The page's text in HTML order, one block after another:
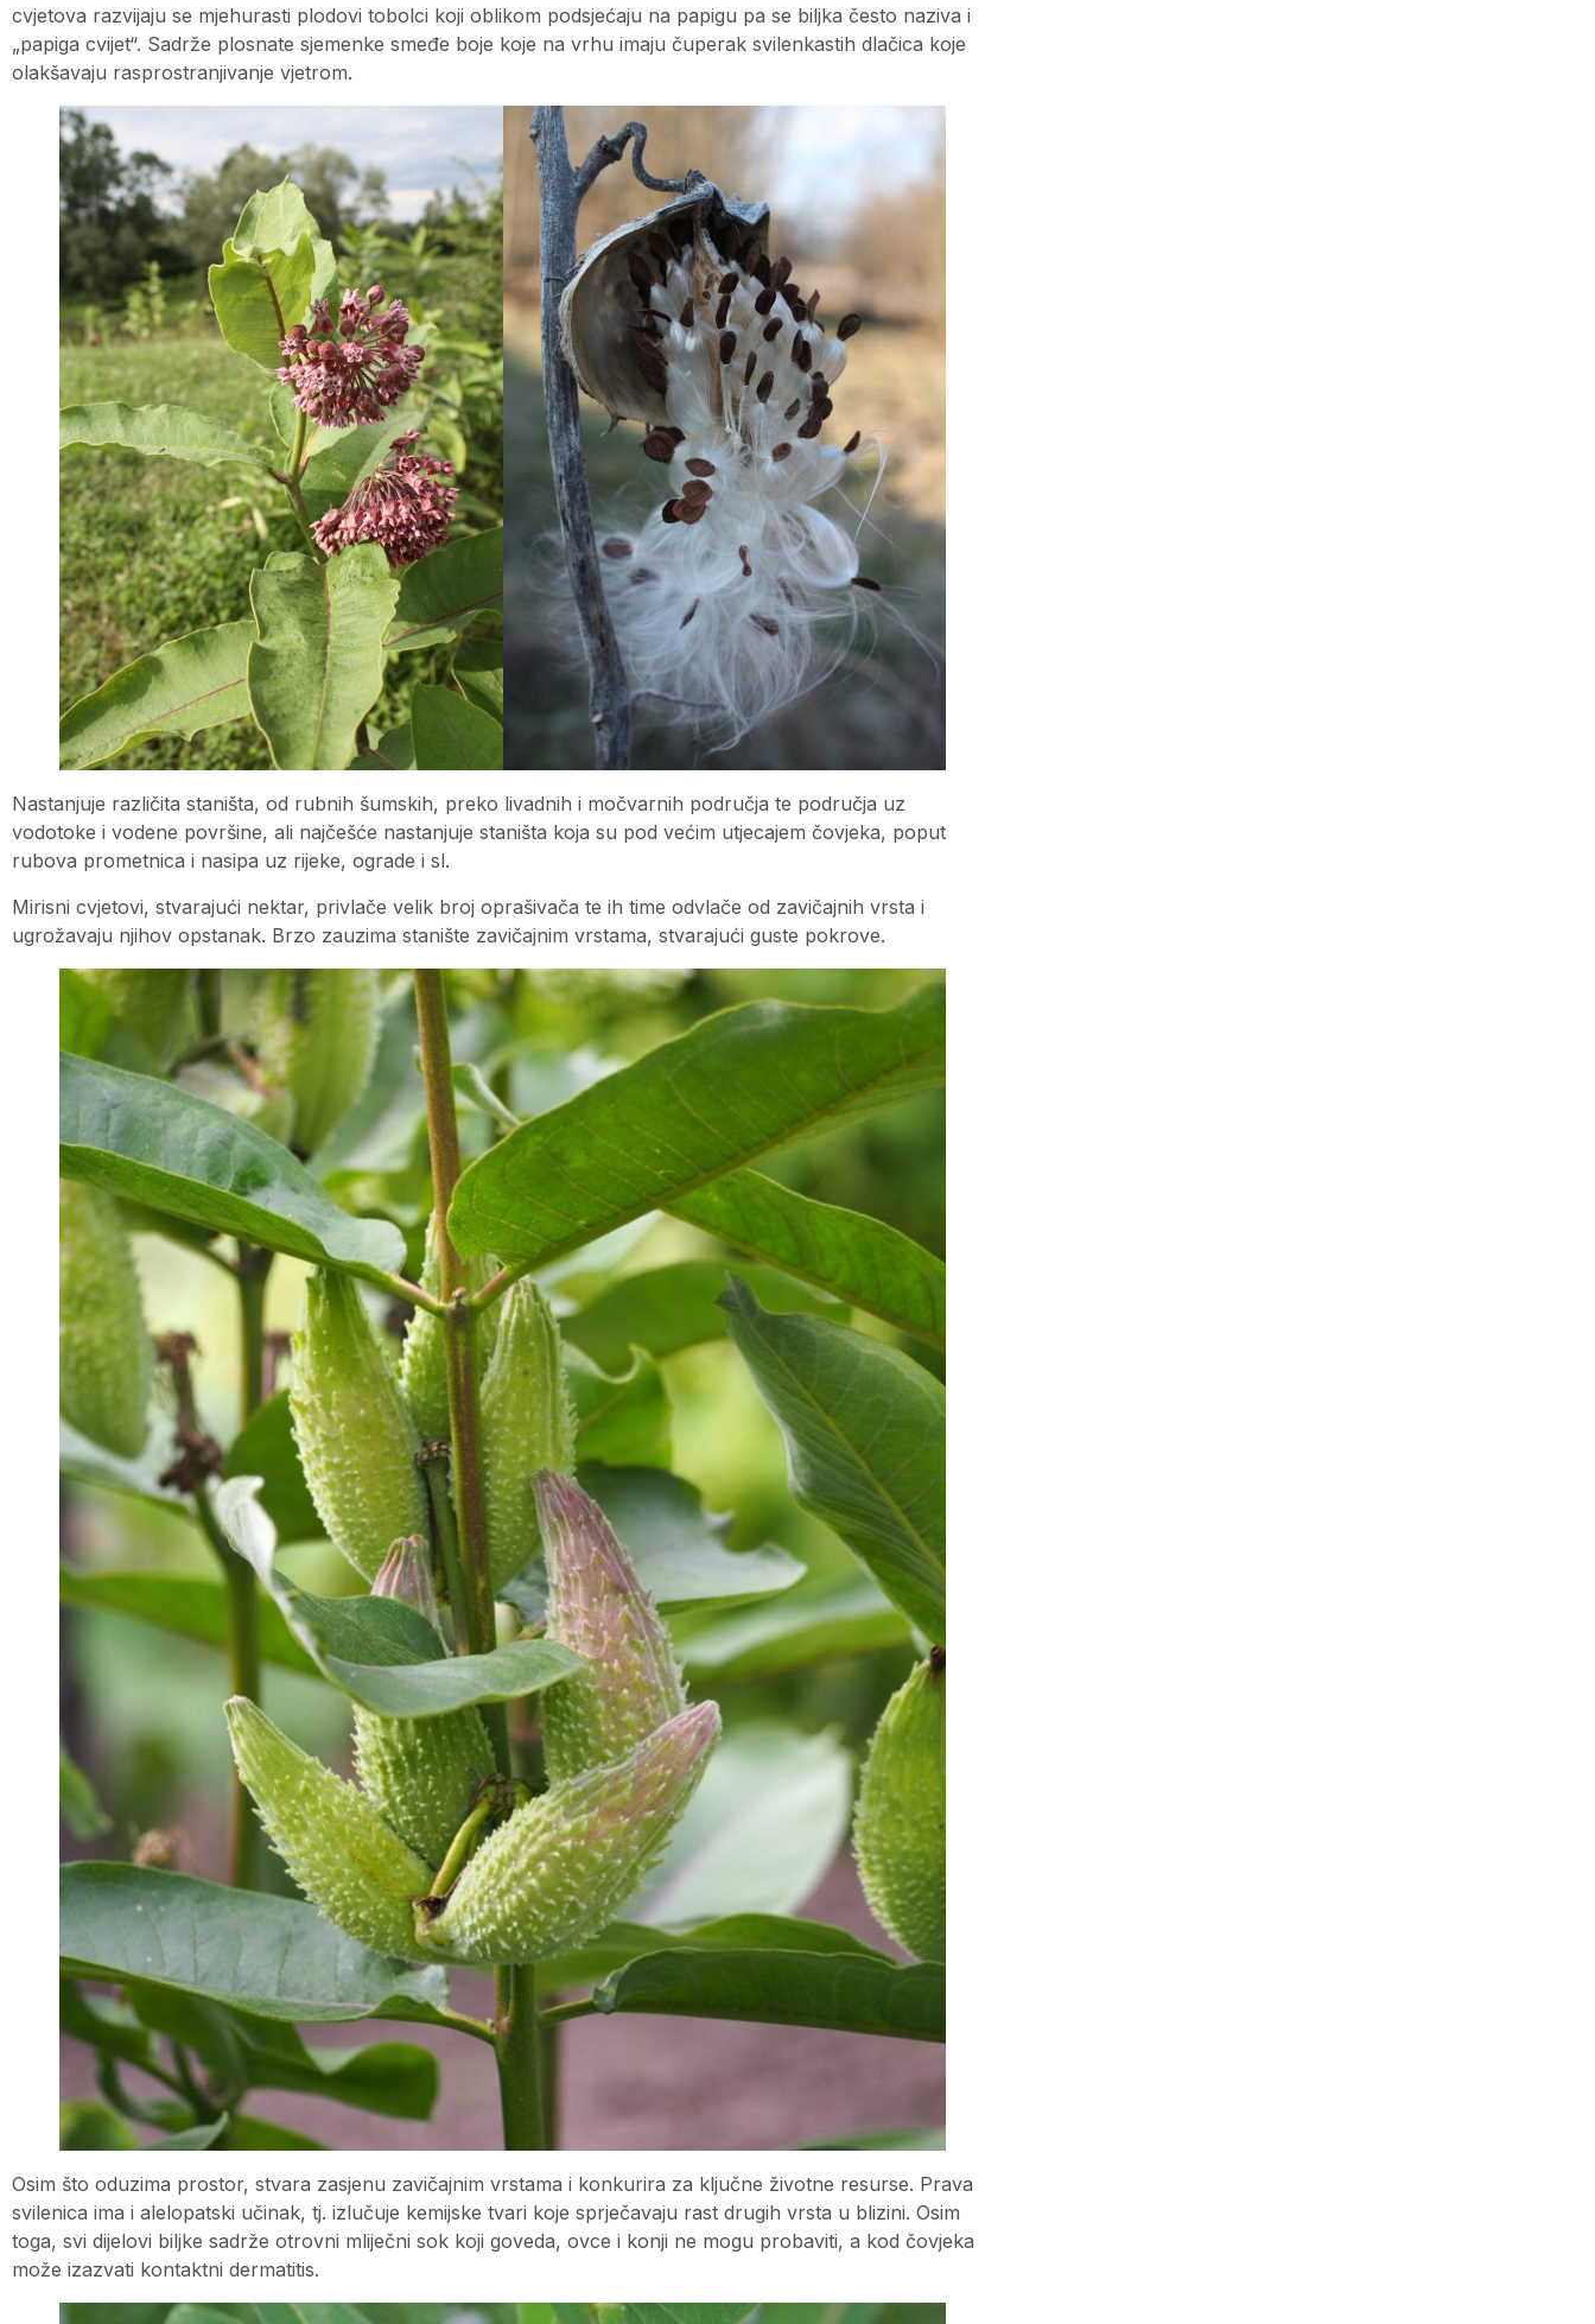
cvjetova razvijaju se mjehurasti plodovi tobolci koji oblikom podsjećaju na papigu pa se biljka često naziva i
„papiga cvijet“. Sadrže plosnate sjemenke smeđe boje koje na vrhu imaju čuperak svilenkastih dlačica koje
olakšavaju rasprostranjivanje vjetrom.
Nastanjuje različita staništa, od rubnih šumskih, preko livadnih i močvarnih područja te područja uz
vodotoke i vodene površine, ali najčešće nastanjuje staništa koja su pod većim utjecajem čovjeka, poput
rubova prometnica i nasipa uz rijeke, ograde i sl.
Mirisni cvjetovi, stvarajući nektar, privlače velik broj oprašivača te ih time odvlače od zavičajnih vrsta i
ugrožavaju njihov opstanak. Brzo zauzima stanište zavičajnim vrstama, stvarajući guste pokrove.
Osim što oduzima prostor, stvara zasjenu zavičajnim vrstama i konkurira za ključne životne resurse. Prava
svilenica ima i alelopatski učinak, tj. izlučuje kemijske tvari koje sprječavaju rast drugih vrsta u blizini. Osim
toga, svi dijelovi biljke sadrže otrovni mliječni sok koji goveda, ovce i konji ne mogu probaviti, a kod čovjeka
može izazvati kontaktni dermatitis.